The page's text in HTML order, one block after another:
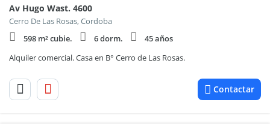
Av Hugo Wast. 4600
Cerro De Las Rosas, Cordoba
598 m² cubie.
6 dorm.
45 años
Alquiler comercial. Casa en B° Cerro de Las Rosas.
Contactar